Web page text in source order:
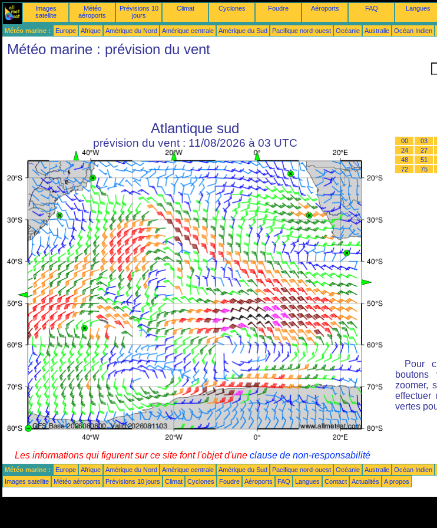
Images
satellite
Météo
aéroports
Prévisions 10
jours
Climat Cyclones Foudre Aéroports FAQ Langues
Météo marine : Europe Afrique Amérique du Nord Amérique centrale Amérique du Sud Pacifique nord-ouest Océanie Australie Océan Indien
Météo marine : prévision du vent
Atlantique sud
prévision du vent : 11/08/2026 à 03 UTC 00 03
24
27
48
51
72
75
Pour
zoomer,
effectuer
vertes
Les informations qui figurent sur ce site font l'objet d'une clause de non-responsabilité
Météo marine : Europe Afrique Amérique du Nord Amérique centrale Amérique du Sud Pacifique nord-ouest Océanie Australie Océan Indien
Images satellite
Météo aéroports Prévisions 10 jours Climat Cyclones Foudre Aéroports FAQ Langues Contact Actualités A propos